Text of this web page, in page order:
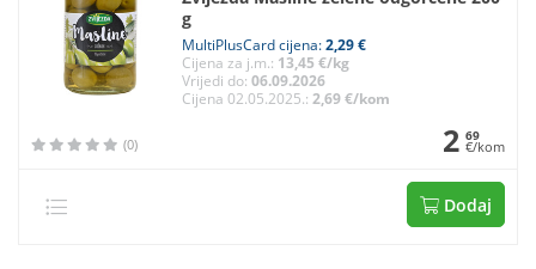
g
MultiPlusCard cijena:2,29 €
Cijena za j.m.: 13,45 €/kg
Vrijedi do:06.09.2026
Cijena 02.05.2025.:2,69 €/kom
(0) 2 69
€/kom
Dodaj